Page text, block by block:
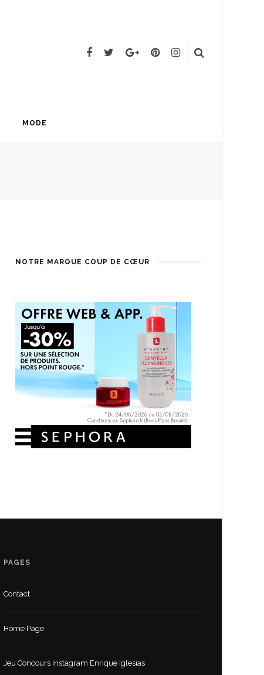
MODE
NOTRE MARQUE COUP DE CŒUR
PAGES
Contact
Home Page
Jeu Concours Instagram Enrique Iglesias